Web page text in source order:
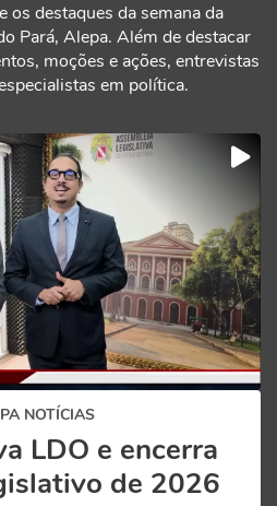
os destaques da semana da
Pará, Alepa. Além de destacar
moções e ações, entrevistas
em política.
NOTÍCIAS
LDO e encerra
de 2026